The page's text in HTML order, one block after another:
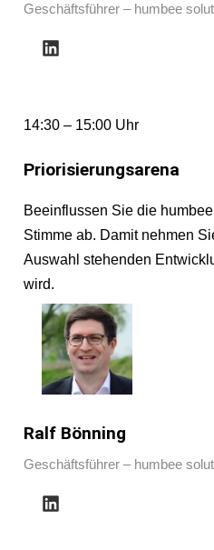
Geschäftsführer – humbee
14:30 – 15:00 Uhr
Priorisierungsarena
Beeinflussen Sie die
Stimme ab. Damit nehmen
Auswahl stehenden
wird.
Ralf Bönning
Geschäftsführer – humbee